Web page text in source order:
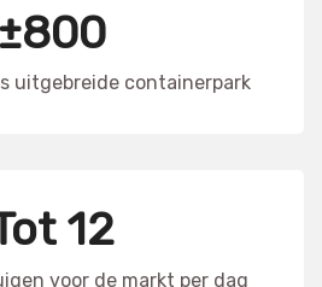
±800
uitgebreide containerpark
12
voor de markt per dag